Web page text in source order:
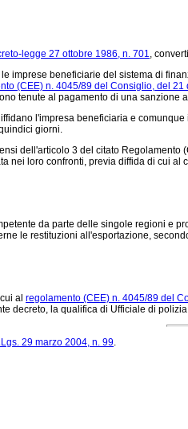
legge 27 ottobre 1986, n. 701,
imprese beneficiarie del sistema di
(CEE) n. 4045/89 del Consiglio, del 21
tenute al pagamento di una sanzione
l'impresa beneficiaria e
giorni.
dell'articolo 3 del citato Regolamento
nei loro confronti, previa diffida di cui
da parte delle singole regioni e
le restituzioni all'esportazione,
al regolamento (CEE) n. 4045/89 del
decreto, la qualifica di Ufficiale di
29 marzo 2004, n. 99.